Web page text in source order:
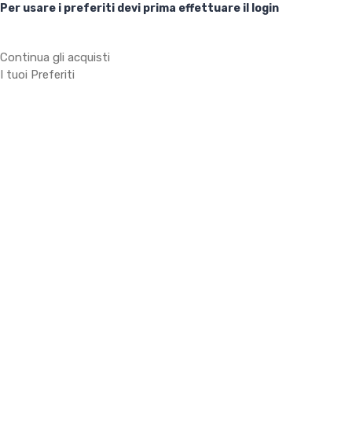
Per usare i preferiti devi prima effettuare il login
Continua gli acquisti
I tuoi Preferiti